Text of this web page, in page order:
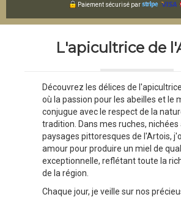
Paiement sécurisé par
L'apicultrice de
Découvrez les délices de
où la passion pour les abeilles et le
conjugue avec le respect de la
tradition. Dans mes ruches,
paysages pittoresques de l'Artois,
amour pour produire un miel de
exceptionnelle, reflétant toute la
de la région.
Chaque jour, je veille sur nos